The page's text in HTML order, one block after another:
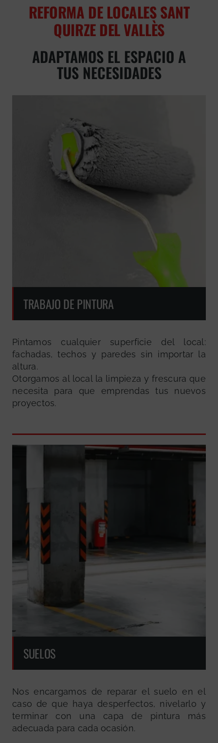
REFORMA DE LOCALES SANT
QUIRZE DEL VALLÈS
ADAPTAMOS EL ESPACIO A
TUS NECESIDADES
TRABAJO DE PINTURA
Pintamos cualquier superficie del local:
fachadas, techos y paredes sin importar la
altura.
Otorgamos al local la limpieza y frescura que
necesita para que emprendas tus nuevos
proyectos.
SUELOS
Nos encargamos de reparar el suelo en el
caso de que haya desperfectos, nivelarlo y
terminar con una capa de pintura más
adecuada para cada ocasión.